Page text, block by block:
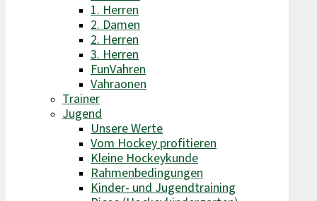
1. Herren
2. Damen
2. Herren
3. Herren
FunVahren​
Vahraonen
Trainer
Jugend
Unsere Werte
Vom Hockey profitieren
Kleine Hockeykunde
Rahmenbedingungen
Kinder- und Jugendtraining